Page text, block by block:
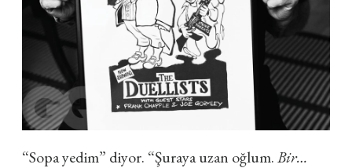
“Sopa yedim” diyor. “Şuraya uzan oğlum.Bir…